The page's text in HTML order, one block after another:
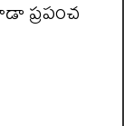
ప్రపంచ